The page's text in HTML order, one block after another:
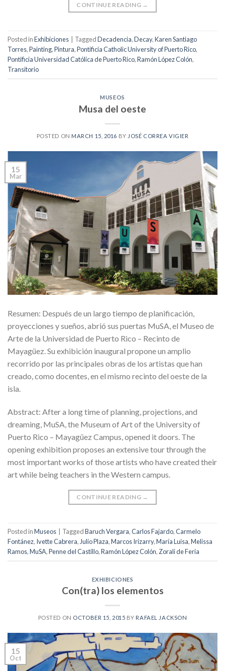
CONTINUE READING →
Posted inExhibiciones TaggedDecadencia,Decay,Karen Santiago
Torres,Painting,Pintura,Pontificia Catholic University of Puerto Rico,
Pontificia Universidad Católica de Puerto Rico,Ramón López Colón,
Transitorio
MUSEOS
Musa del oeste
POSTED ON MARCH 15, 2016 BY JOSÉ CORREA VIGIER
15
Mar
Resumen: Después de un largo tiempo de planificación,
proyecciones y sueños, abrió sus puertas MuSA, el Museo de
Arte de la Universidad de Puerto Rico – Recinto de
Mayagüez. Su exhibición inaugural propone un amplio
recorrido por las principales obras de los artistas que han
creado, como docentes, en el mismo recinto del oeste de la
isla.
Abstract: After a long time of planning, projections, and
dreaming, MuSA, the Museum of Art of the University of
Puerto Rico – Mayagüez Campus, opened it doors. The
opening exhibition proposes an extensive tour through the
most important works of those artists who have created their
art while being teachers in the Western campus.
CONTINUE READING →
Posted inMuseos TaggedBaruch Vergara,Carlos Fajardo,Carmelo
Fontánez, Ivette Cabrera, Julio Plaza,Marcos Irizarry,María Luisa,Melissa
Ramos,MuSA,Penne del Castillo,Ramón López Colón, Zorali de Feria
EXHIBICIONES
Con(tra) los elementos
POSTED ON OCTOBER 15, 2015 BY RAFAEL JACKSON
15
Oct